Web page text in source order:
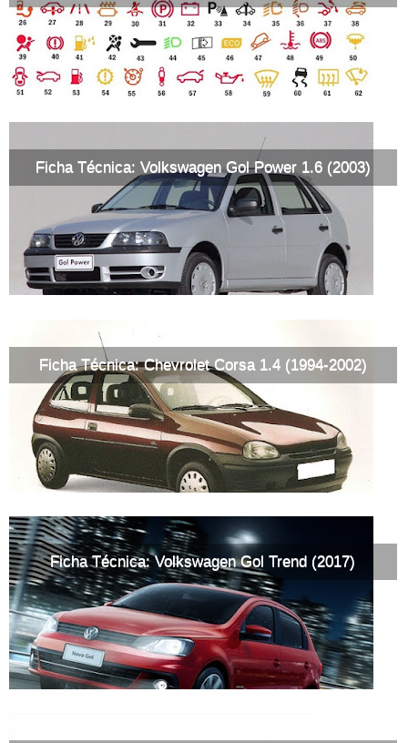
Ficha Técnica: Volkswagen Gol Power 1.6 (2003)
Ficha Técnica: Chevrolet Corsa 1.4 (1994-2002)
Ficha Técnica: Volkswagen Gol Trend (2017)